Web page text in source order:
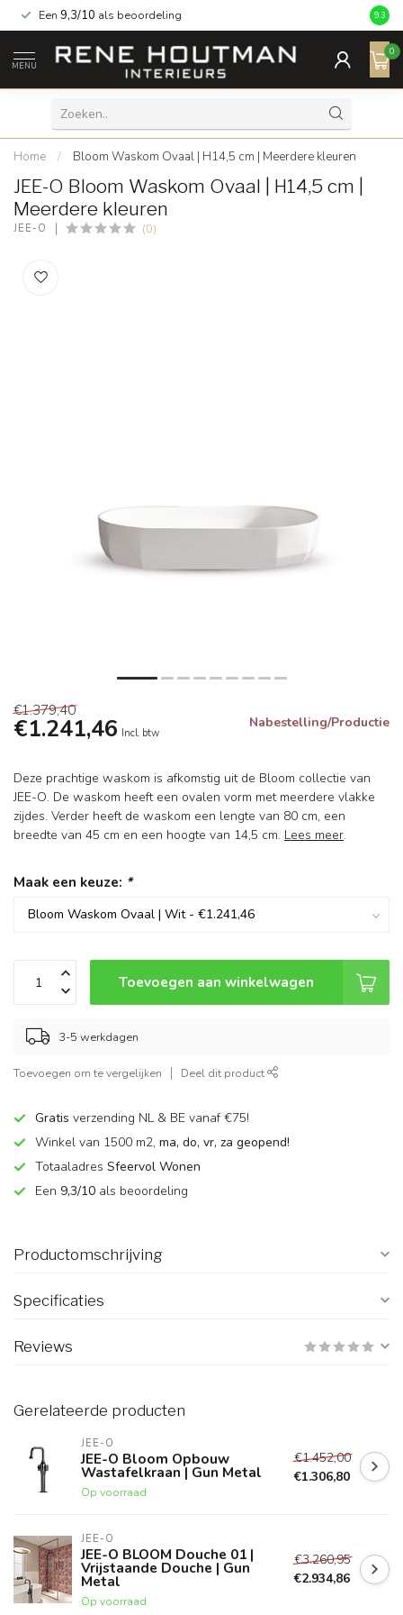
Een 9,3/10 als beoordeling 9.3
MENU
0
Home / Bloom Waskom Ovaal | H14,5 cm | Meerdere kleuren
JEE-O Bloom Waskom Ovaal | H14,5 cm |
Meerdere kleuren
JEE-O (0)
€1.379,40
€1.241,46 Incl. btw
Nabestelling/Productie
Deze prachtige waskom is afkomstig uit de Bloom collectie van
JEE-O. De waskom heeft een ovalen vorm met meerdere vlakke
zijdes. Verder heeft de waskom een lengte van 80 cm, een
breedte van 45 cm en een hoogte van 14,5 cm. Lees meer.
Maak een keuze: *
Toevoegen aan winkelwagen
3-5 werkdagen
Toevoegen om te vergelijken Deel dit product
Gratis verzending NL & BE vanaf €75!
Winkel van 1500 m2, ma, do, vr, za geopend!
Totaaladres Sfeervol Wonen
Een 9,3/10 als beoordeling
Productomschrijving
Specificaties
Reviews
Gerelateerde producten
JEE-O
JEE-O Bloom Opbouw
Wastafelkraan | Gun Metal
Op voorraad
€1.452,00
€1.306,80
JEE-O
JEE-O BLOOM Douche 01 |
Vrijstaande Douche | Gun
Metal
Op voorraad
€3.260,95
€2.934,86